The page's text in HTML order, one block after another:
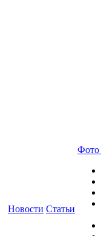
Новости Статьи
Фото